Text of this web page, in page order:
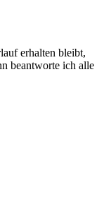
erhalten bleibt,
beantworte ich alle